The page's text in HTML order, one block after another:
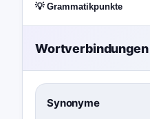
💡 Grammatikpunkte
Wortverbindungen
Synonyme